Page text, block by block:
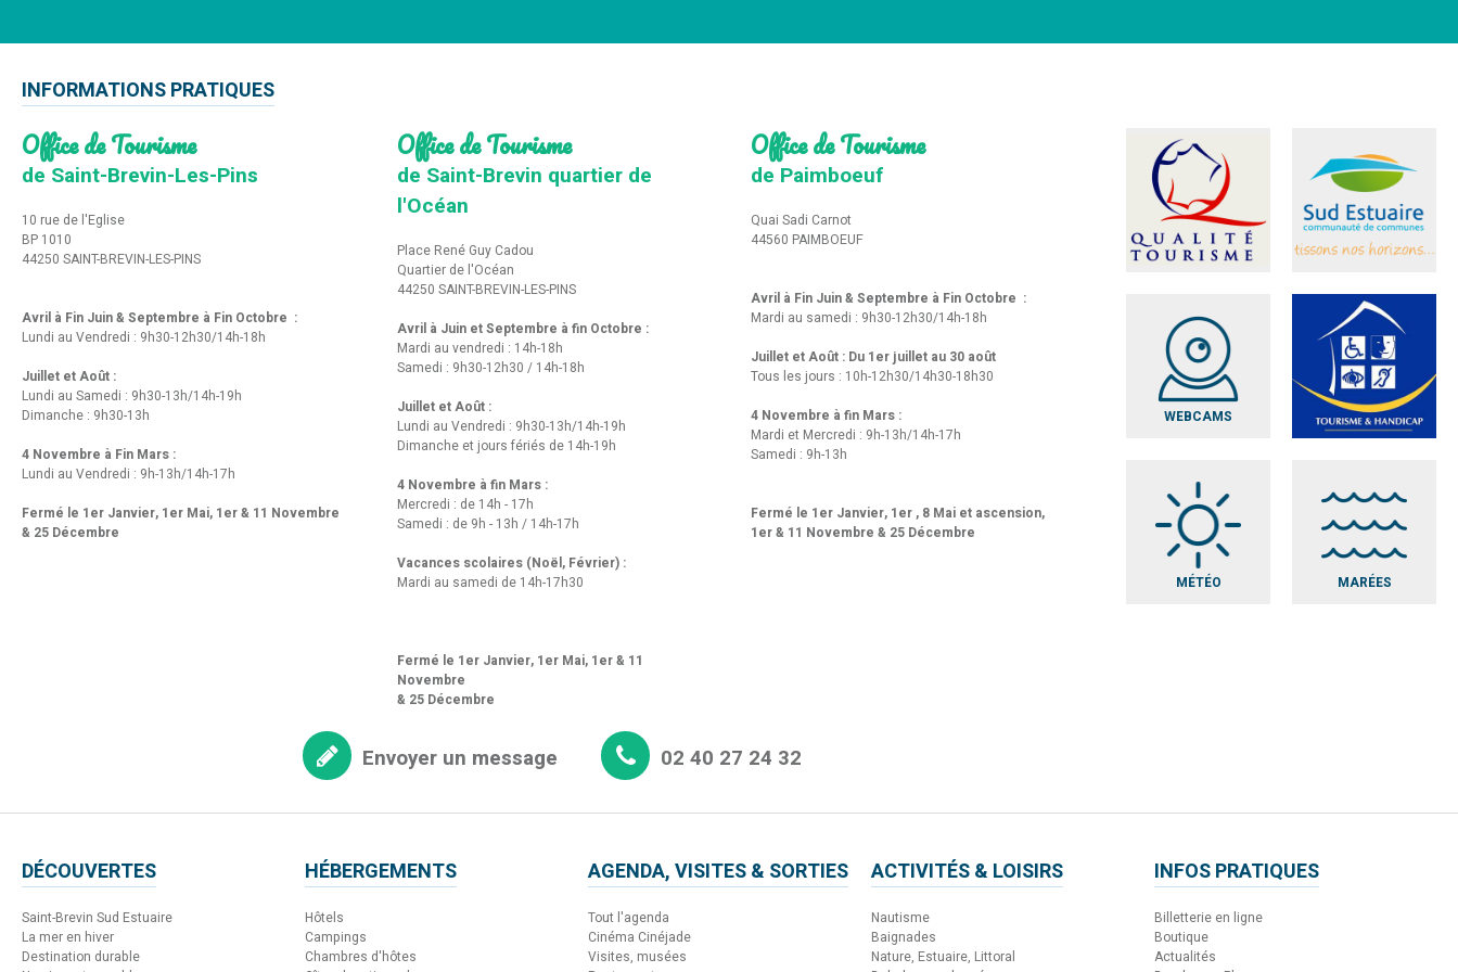
INFORMATIONS PRATIQUES
Office de Tourisme
de Saint-Brevin-Les-Pins
10 rue de l'Eglise
BP 1010
44250 SAINT-BREVIN-LES-PINS
Avril à Fin Juin & Septembre à Fin Octobre :
Lundi au Vendredi : 9h30-12h30/14h-18h
Juillet et Août :
Lundi au Samedi : 9h30-13h/14h-19h
Dimanche : 9h30-13h
4 Novembre à Fin Mars :
Lundi au Vendredi : 9h-13h/14h-17h
Fermé le 1er Janvier, 1er Mai, 1er & 11 Novembre
& 25 Décembre
Office de Tourisme
de Saint-Brevin quartier de
l'Océan
Place René Guy Cadou
Quartier de l'Océan
44250 SAINT-BREVIN-LES-PINS
Avril à Juin et Septembre à fin Octobre :
Mardi au vendredi : 14h-18h
Samedi : 9h30-12h30 / 14h-18h
Juillet et Août :
Lundi au Vendredi : 9h30-13h/14h-19h
Dimanche et jours fériés de 14h-19h
4 Novembre à fin Mars :
Mercredi : de 14h - 17h
Samedi : de 9h - 13h / 14h-17h
Vacances scolaires (Noël, Février) :
Mardi au samedi de 14h-17h30
Fermé le 1er Janvier, 1er Mai, 1er & 11
Novembre
& 25 Décembre
Office de Tourisme
de Paimboeuf
Quai Sadi Carnot
44560 PAIMBOEUF
Avril à Fin Juin & Septembre à Fin Octobre :
Mardi au samedi : 9h30-12h30/14h-18h
Juillet et Août : Du 1er juillet au 30 août
Tous les jours : 10h-12h30/14h30-18h30
4 Novembre à fin Mars :
Mardi et Mercredi : 9h-13h/14h-17h
Samedi : 9h-13h
Fermé le 1er Janvier, 1er , 8 Mai et ascension,
1er & 11 Novembre & 25 Décembre
WEBCAMS
MÉTÉO MARÉES
Envoyer un message 02 40 27 24 32
DÉCOUVERTES
Saint-Brevin Sud Estuaire
La mer en hiver
Destination durable
HÉBERGEMENTS
Hôtels
Campings
Chambres d'hôtes
AGENDA, VISITES & SORTIES
Tout l'agenda
Cinéma Cinéjade
Visites, musées
ACTIVITÉS & LOISIRS
Nautisme
Baignades
Nature, Estuaire, Littoral
INFOS PRATIQUES
Billetterie en ligne
Boutique
Actualités